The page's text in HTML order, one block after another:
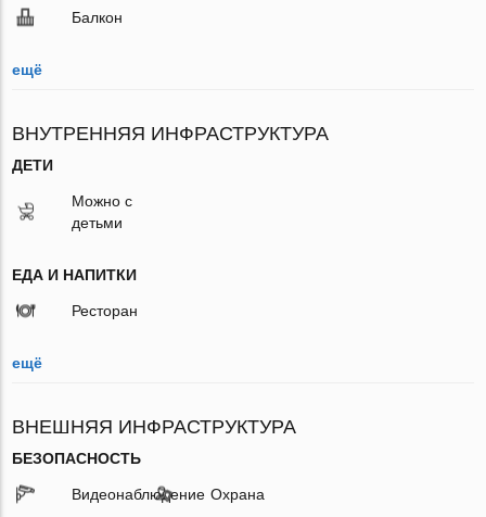
Балкон
ещё
ВНУТРЕННЯЯ ИНФРАСТРУКТУРА
ДЕТИ
Можно с
детьми
ЕДА И НАПИТКИ
Ресторан
ещё
ВНЕШНЯЯ ИНФРАСТРУКТУРА
БЕЗОПАСНОСТЬ
Видеонаблюдение Охрана